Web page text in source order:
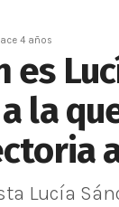
4 años
es
la
Lucía